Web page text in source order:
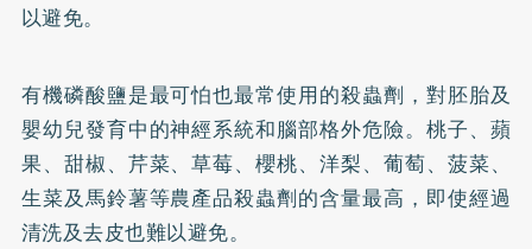
以避免。
有機磷酸鹽是最可怕也最常使用的殺蟲劑，對胚胎及
嬰幼兒發育中的神經系統和腦部格外危險。桃子、蘋
果、甜椒、芹菜、草莓、櫻桃、洋梨、葡萄、菠菜、
生菜及馬鈴薯等農產品殺蟲劑的含量最高，即使經過
清洗及去皮也難以避免。